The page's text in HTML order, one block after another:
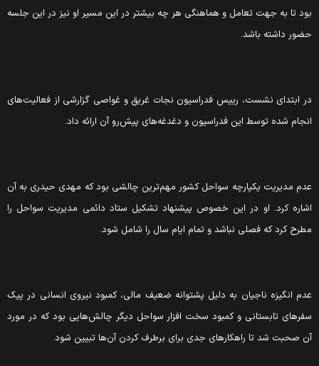
تا به جهت تعامل و هماهنگی هر چه بیشتر در این مسیر او نیز در این جلسه
داشته باشد.
ابتدای نشست، رییس فدراسیون نجات غریق و غواصی گزارشی از فعالیت‌های
شده توسط این فدراسیون و دغدغه‌های پیش‌رو آن ارائه داد.
مدیریت یکپارچه سواحل کشور مهم‌ترین چالشی بود که مهدی حیدری به آن
کرد. او در این خصوص پیشنهاد تشکیل ستاد دائمی مدیریت سواحل را
کرد که فصلی نباشد و تمام ایام سال را شامل شود.
انگیزه ناجیان به دلیل پشتوانه ضعیف مالی، کمبود نیروی انسانی در پیک
تابستانی و کمبود سخت افزار سواحل دیگر چالش‌هایی بود که در مورد
صحبت شد تا راهکارهای جدی برای برطرف کردن آن‌ها تبیین شود.